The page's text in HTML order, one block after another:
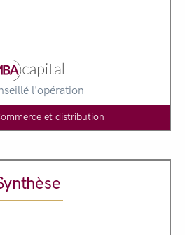
l'opération
et distribution